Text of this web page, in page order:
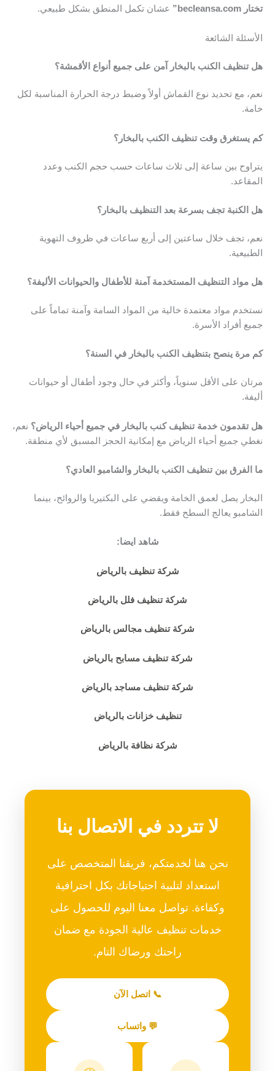
تختار becleansa.com”
عشان تكمل المنطق بشكل طبيعي.
الأسئلة الشائعة
هل تنظيف الكنب بالبخار آمن على جميع أنواع الأقمشة؟
نعم، مع تحديد نوع القماش أولاً وضبط درجة الحرارة المناسبة لكل
خامة.
كم يستغرق وقت تنظيف الكنب بالبخار؟
يتراوح بين ساعة إلى ثلاث ساعات حسب حجم الكنب وعدد
المقاعد.
هل الكنبة تجف بسرعة بعد التنظيف بالبخار؟
نعم، تجف خلال ساعتين إلى أربع ساعات في ظروف التهوية
الطبيعية.
هل مواد التنظيف المستخدمة آمنة للأطفال والحيوانات الأليفة؟
نستخدم مواد معتمدة خالية من المواد السامة وآمنة تماماً على
جميع أفراد الأسرة.
كم مرة ينصح بتنظيف الكنب بالبخار في السنة؟
مرتان على الأقل سنوياً، وأكثر في حال وجود أطفال أو حيوانات
أليفة.
هل تقدمون خدمة تنظيف كنب بالبخار في جميع أحياء الرياض؟ نعم،
نغطي جميع أحياء الرياض مع إمكانية الحجز المسبق لأي منطقة.
ما الفرق بين تنظيف الكنب بالبخار والشامبو العادي؟
البخار يصل لعمق الخامة ويقضي على البكتيريا والروائح، بينما
الشامبو يعالج السطح فقط.
شاهد ايضا:
شركة تنظيف بالرياض
شركة تنظيف فلل بالرياض
شركة تنظيف مجالس بالرياض
شركة تنظيف مسابح بالرياض
شركة تنظيف مساجد بالرياض
تنظيف خزانات بالرياض
شركة نظافة بالرياض
لا تتردد في الاتصال بنا
نحن هنا لخدمتكم، فريقنا المتخصص على
استعداد لتلبية احتياجاتك بكل احترافية
وكفاءة. تواصل معنا اليوم للحصول على
خدمات تنظيف عالية الجودة مع ضمان
راحتك ورضاك التام.
📞 اتصل الآن
💬 واتساب